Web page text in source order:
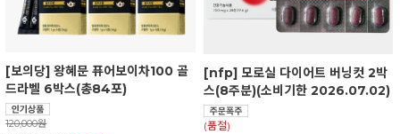
[보의당] 왕혜문 퓨어보이차100 골
드라벨 6박스(총84포)
120,000원
[nfp] 모로실 다이어트 버닝컷 2박
스(8주분)(소비기한 2026.07.02)
(품절)